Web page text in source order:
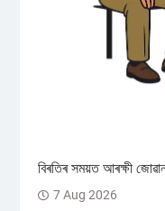
বিৰতিৰ সময়ত আৰক্ষী
7 Aug 2026